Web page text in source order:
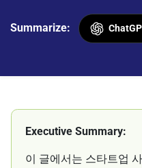
Summarize:
Executive Summary:
이 글에서는 스타트업